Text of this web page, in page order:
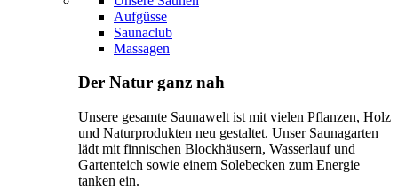
Aufgüsse
Saunaclub
Massagen
Der Natur ganz nah
Unsere gesamte Saunawelt ist mit vielen Pflanzen, Holz
und Naturprodukten neu gestaltet. Unser Saunagarten
lädt mit finnischen Blockhäusern, Wasserlauf und
Gartenteich sowie einem Solebecken zum Energie
tanken ein.